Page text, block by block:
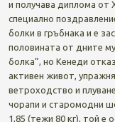
и получава диплома от
специално
болки в гръбнака и е
половината от дните
болка”, но Кенеди
активен живот,
ветроходство и
чорапи и старомодни
1,85 (тежи 80 кг), той е